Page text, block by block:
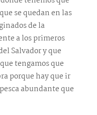
se quedan en las
de la
a los primeros
Salvador y que
tengamos que
porque hay que ir
abundante que